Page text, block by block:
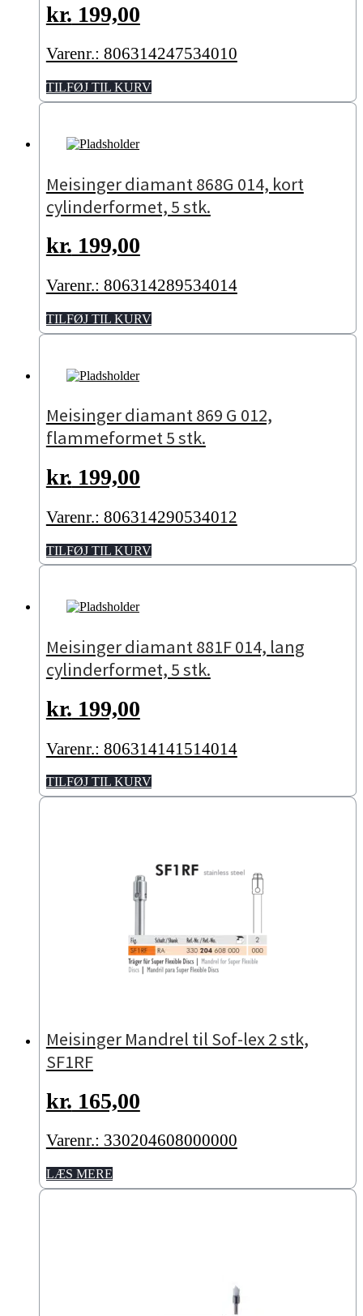
kr. 199,00
Varenr.: 806314247534010
TILFØJ TIL KURV
Meisinger diamant 868G 014, kort
cylinderformet, 5 stk.
kr. 199,00
Varenr.: 806314289534014
TILFØJ TIL KURV
Meisinger diamant 869 G 012,
flammeformet 5 stk.
kr. 199,00
Varenr.: 806314290534012
TILFØJ TIL KURV
Meisinger diamant 881F 014, lang
cylinderformet, 5 stk.
kr. 199,00
Varenr.: 806314141514014
TILFØJ TIL KURV
Meisinger Mandrel til Sof-lex 2 stk,
SF1RF
kr. 165,00
Varenr.: 330204608000000
LÆS MERE